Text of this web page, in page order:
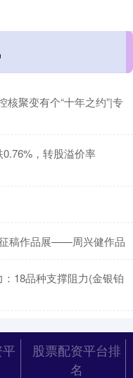
聚变有个“十年之约”|专
，转股溢价率
稿作品展——周兴健作品
18品种支撑阻力(金银铂
股票配资平台排
名